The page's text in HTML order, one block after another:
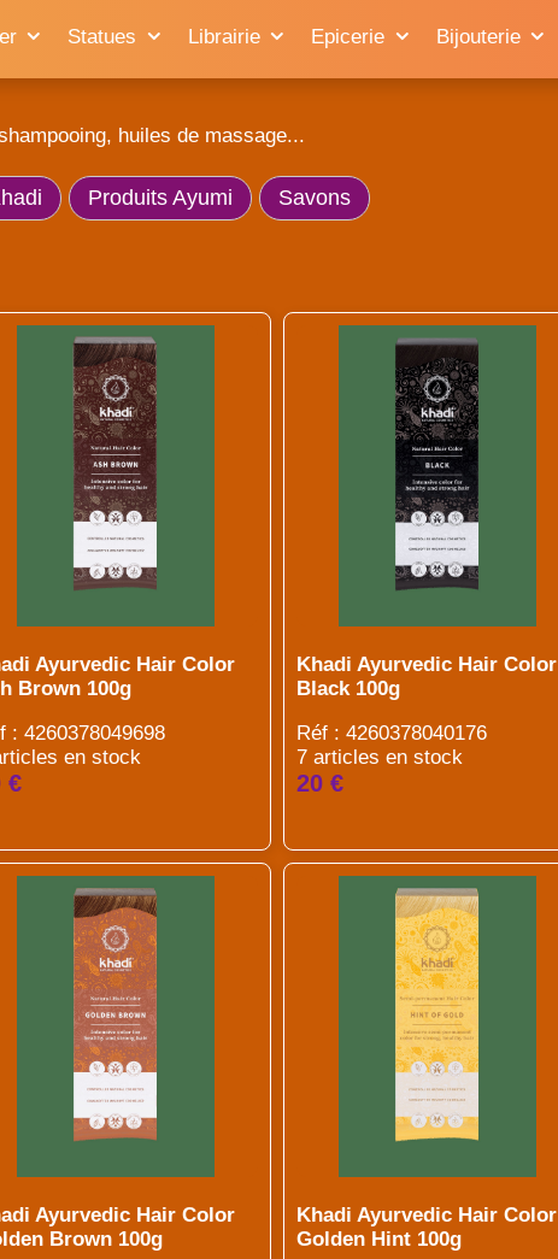
Statues Librairie Epicerie Bijouterie
huiles de massage...
Produits Ayumi Savons
Ayurvedic Hair Color
Brown 100g
: 4260378049698
en stock
€
Khadi Ayurvedic Hair Color
Black 100g
Réf : 4260378040176
7 articles en stock
20 €
Ayurvedic Hair Color
Brown 100g
Khadi Ayurvedic Hair Color
Golden Hint 100g